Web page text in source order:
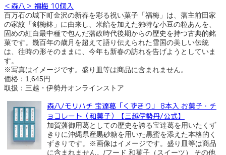
＜森八＞ 福梅 10個入
百万石の城下町金沢の新春を彩る祝い菓子「福梅」は、藩主前田家
の家紋「剣梅鉢」に由来し、米飴を加えた独特な小豆の粒あんを、
固めの紅白最中種で包んだ藩政時代後期からの歴史を持つ古典的銘
菓です。幾百年の歳月を超えて語り伝えられた雪国の美しい伝統
は、往時の形そのままに、今年も新春の訪れを告げようとしていま
す。
※写真はイメージです。盛り皿等は商品に含まれません。
価格：1,645円
取扱：三越・伊勢丹オンラインストア
森八/モリハチ 宝達葛「くずきり」 8本入 お菓子・チ
ョコレート（和菓子）【三越伊勢丹/公式】
加賀藩御用葛としての歴史を誇る宝達葛を用いたくず
きりに沖縄県産黒砂糖を用いた黒蜜を添えた本格的く
ずきりです。※画像はイメージです。盛り皿等は商品
に含まれません。/フード 和菓子（スイーツ） その他